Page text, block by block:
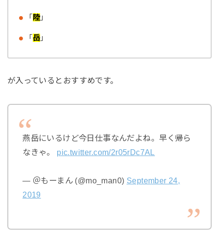
「 陸」
「 岳」
が入っているとおすすめです。
燕岳にいるけど今日仕事なんだよね。早く帰ら
なきゃ。 pic.twitter.com/2r05rDc7AL
— ＠もーまん (@mo_man0) September 24,
2019